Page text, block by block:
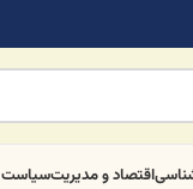
اقتصاد و مدیریتسیاست